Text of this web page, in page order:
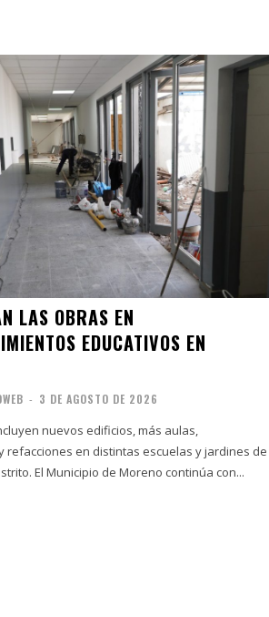
LAS OBRAS EN
EDUCATIVOS EN
- 3 DE AGOSTO DE 2026
nuevos edificios, más aulas,
refacciones en distintas escuelas y jardines de
infantes del distrito. El Municipio de Moreno continúa con...